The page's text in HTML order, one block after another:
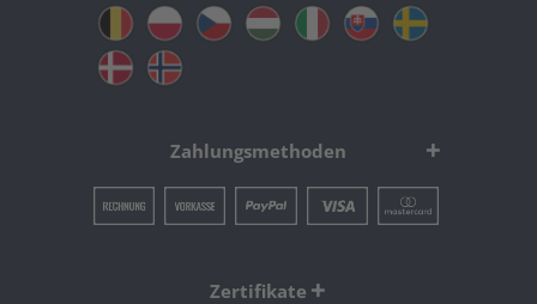
Zahlungsmethoden
Zertifikate